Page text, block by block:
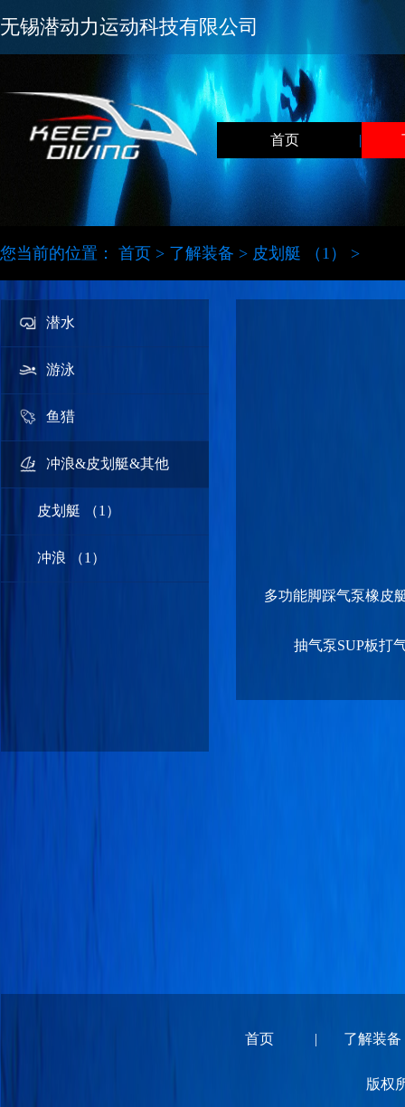
无锡潜动力运动科技有限公司
首页 |
您当前的位置： 首页 > 了解装备 > 皮划艇 （1） >
潜水
游泳
鱼猎
冲浪&皮划艇&其他
皮划艇 （1）
冲浪 （1）
多功能脚踩气泵橡皮
抽气泵SUP板打
首页 | 了解装备
版权